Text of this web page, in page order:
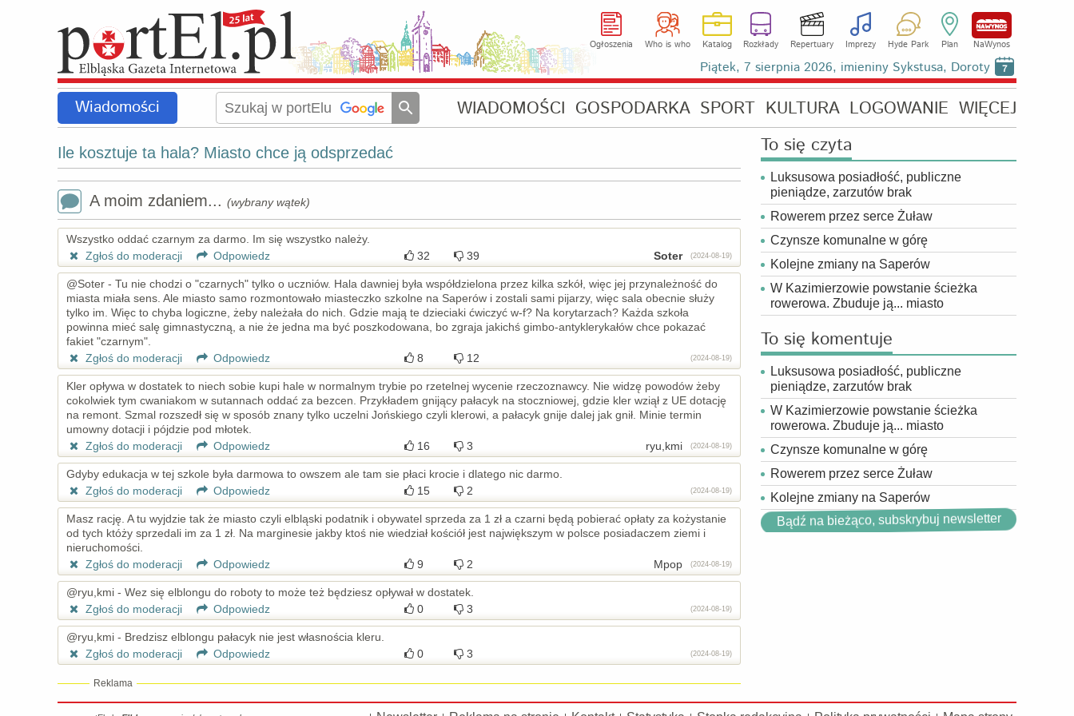
Ogłoszenia Who is who Katalog Rozkłady Repertuary Imprezy Hyde Park Plan NaWynos
Piątek, 7 sierpnia 2026, imieniny Sykstusa, Doroty 7
Wiadomości WIADOMOŚCI GOSPODARKA SPORT KULTURA LOGOWANIE WIĘCEJ
Ile kosztuje ta hala? Miasto chce ją odsprzedać
A moim zdaniem... (wybrany wątek)
Wszystko oddać czarnym za darmo. Im się wszystko należy.
Zgłoś do moderacji
Odpowiedz 32 39 Soter (2024-08-19)
@Soter - Tu nie chodzi o "czarnych" tylko o uczniów. Hala dawniej była współdzielona przez kilka szkół, więc jej przynależność do
miasta miała sens. Ale miasto samo rozmontowało miasteczko szkolne na Saperów i zostali sami pijarzy, więc sala obecnie służy
tylko im. Więc to chyba logiczne, żeby należała do nich. Gdzie mają te dzieciaki ćwiczyć w-f? Na korytarzach? Każda szkoła
powinna mieć salę gimnastyczną, a nie że jedna ma być poszkodowana, bo zgraja jakichś gimbo-antyklerykałów chce pokazać
fakiet "czarnym".
Zgłoś do moderacji
Odpowiedz 8 12 (2024-08-19)
Kler opływa w dostatek to niech sobie kupi hale w normalnym trybie po rzetelnej wycenie rzeczoznawcy. Nie widzę powodów żeby
cokolwiek tym cwaniakom w sutannach oddać za bezcen. Przykładem gnijący pałacyk na stoczniowej, gdzie kler wziął z UE dotację
na remont. Szmal rozszedł się w sposób znany tylko uczelni Jońskiego czyli klerowi, a pałacyk gnije dalej jak gnił. Minie termin
umowny dotacji i pójdzie pod młotek.
Zgłoś do moderacji
Odpowiedz 16 3 ryu,kmi (2024-08-19)
Gdyby edukacja w tej szkole była darmowa to owszem ale tam sie płaci krocie i dlatego nic darmo.
Zgłoś do moderacji
Odpowiedz 15 2 (2024-08-19)
Masz rację. A tu wyjdzie tak że miasto czyli elbląski podatnik i obywatel sprzeda za 1 zł a czarni będą pobierać opłaty za kożystanie
od tych któży sprzedali im za 1 zł. Na marginesie jakby ktoś nie wiedział kościół jest największym w polsce posiadaczem ziemi i
nieruchomości.
Zgłoś do moderacji
Odpowiedz 9 2 Mpop (2024-08-19)
@ryu,kmi - Wez się elblongu do roboty to może też będziesz opływał w dostatek.
Zgłoś do moderacji
Odpowiedz 0 3 (2024-08-19)
@ryu,kmi - Bredzisz elblongu pałacyk nie jest własnościa kleru.
Zgłoś do moderacji
Odpowiedz 0 3 (2024-08-19)
Reklama
To się czyta
Luksusowa posiadłość, publiczne
pieniądze, zarzutów brak
Rowerem przez serce Żuław
Czynsze komunalne w górę
Kolejne zmiany na Saperów
W Kazimierzowie powstanie ścieżka
rowerowa. Zbuduje ją... miasto
To się komentuje
Luksusowa posiadłość, publiczne
pieniądze, zarzutów brak
W Kazimierzowie powstanie ścieżka
rowerowa. Zbuduje ją... miasto
Czynsze komunalne w górę
Rowerem przez serce Żuław
Kolejne zmiany na Saperów
Bądź na bieżąco, subskrybuj newsletter